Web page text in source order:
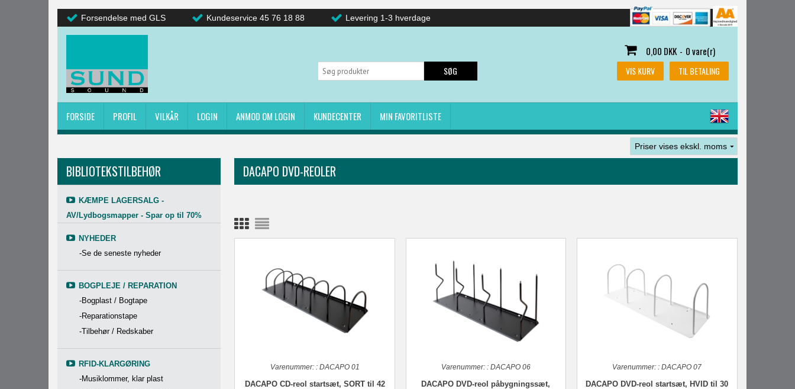
Forsendelse med GLS Kundeservice 45 76 18 88 Levering 1-3 hverdage
0,00 DKK - 0 vare(r)
VIS KURV TIL BETALING
FORSIDE PROFIL VILKÅR LOGIN ANMOD OM LOGIN KUNDECENTER MIN FAVORITLISTE
SØG
BIBLIOTEKSTILBEHØR
KÆMPE LAGERSALG -
AV/Lydbogsmapper - Spar op til 70%
NYHEDER
-Se de seneste nyheder
BOGPLEJE / REPARATION
-Bogplast / Bogtape
-Reparationstape
-Tilbehør / Redskaber
RFID-KLARGØRING
-Musiklommer, klar plast
DACAPO DVD-REOLER
Varenummer:: DACAPO 01
DACAPO CD-reol startsæt, SORT til 42
Varenummer:: DACAPO 06
DACAPO DVD-reol påbygningssæt,
Varenummer: : DACAPO 07
DACAPO DVD-reol startsæt, HVID til 30